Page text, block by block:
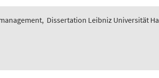
, Dissertation Leibniz Universität